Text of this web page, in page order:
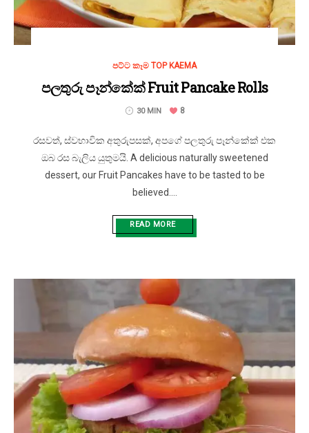
පට්ට කෑම TOP KAEMA
පලතුරු පෑන්කේක් Fruit Pancake Rolls
30 MIN 8
රසවත්, ස්වභාවික අතුරුපසක්, අපගේ පලතුරු පෑන්කේක් එක
ඔබ රස බැලිය යුතුමයි. A delicious naturally sweetened
dessert, our Fruit Pancakes have to be tasted to be
believed....
READ MORE